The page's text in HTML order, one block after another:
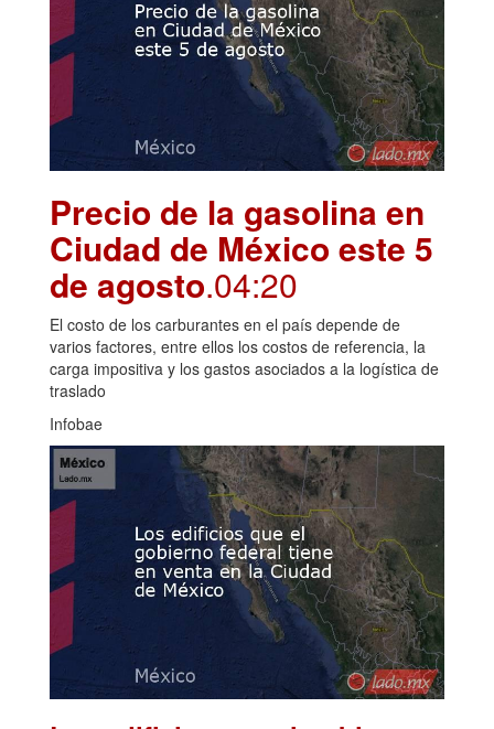
Precio de la gasolina en
Ciudad de México este 5
de agosto.04:20
El costo de los carburantes en el país depende de
varios factores, entre ellos los costos de referencia, la
carga impositiva y los gastos asociados a la logística de
traslado
Infobae